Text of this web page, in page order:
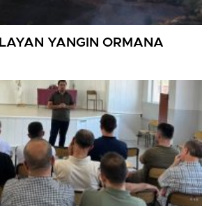
YANGIN ORMANA